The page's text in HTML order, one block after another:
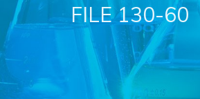
FILE 130-60